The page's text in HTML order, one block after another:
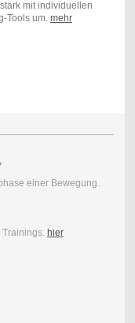
mit individuellen
Tools um. mehr
einer Bewegung.
hier